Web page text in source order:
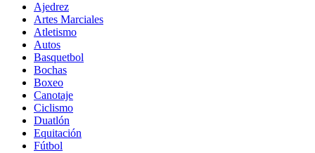
Ajedrez
Artes Marciales
Atletismo
Autos
Basquetbol
Bochas
Boxeo
Canotaje
Ciclismo
Duatlón
Equitación
Fútbol